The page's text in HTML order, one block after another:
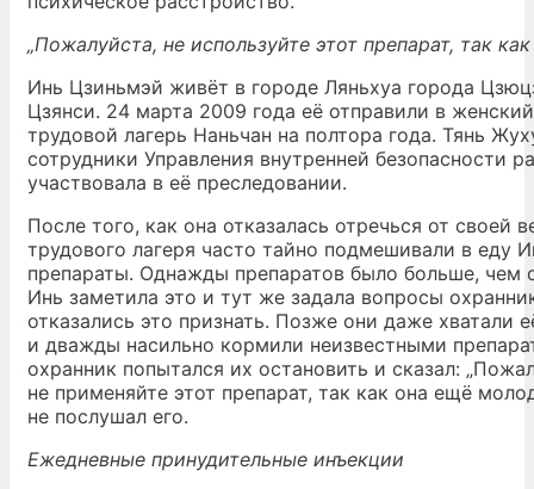
„Пожалуйста, не используйте этот препарат, так
Инь Цзиньмэй живёт в городе Ляньхуа города
Цзянси. 24 марта 2009 года её отправили в
трудовой лагерь Наньчан на полтора года. Тянь
сотрудники Управления внутренней безопасности
участвовала в её преследовании.
После того, как она отказалась отречься от своей
трудового лагеря часто тайно подмешивали в еду
препараты. Однажды препаратов было больше, чем
Инь заметила это и тут же задала вопросы
отказались это признать. Позже они даже хватали
и дважды насильно кормили неизвестными
охранник попытался их остановить и сказал:
не применяйте этот препарат, так как она ещё
не послушал его.
Ежедневные принудительные инъекции